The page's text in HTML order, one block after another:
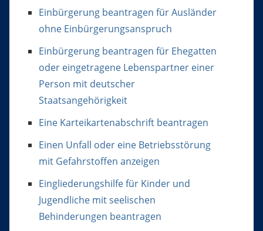
Einbürgerung beantragen für Ausländer
ohne Einbürgerungsanspruch
Einbürgerung beantragen für Ehegatten
oder eingetragene Lebenspartner einer
Person mit deutscher
Staatsangehörigkeit
Eine Karteikartenabschrift beantragen
Einen Unfall oder eine Betriebsstörung
mit Gefahrstoffen anzeigen
Eingliederungshilfe für Kinder und
Jugendliche mit seelischen
Behinderungen beantragen